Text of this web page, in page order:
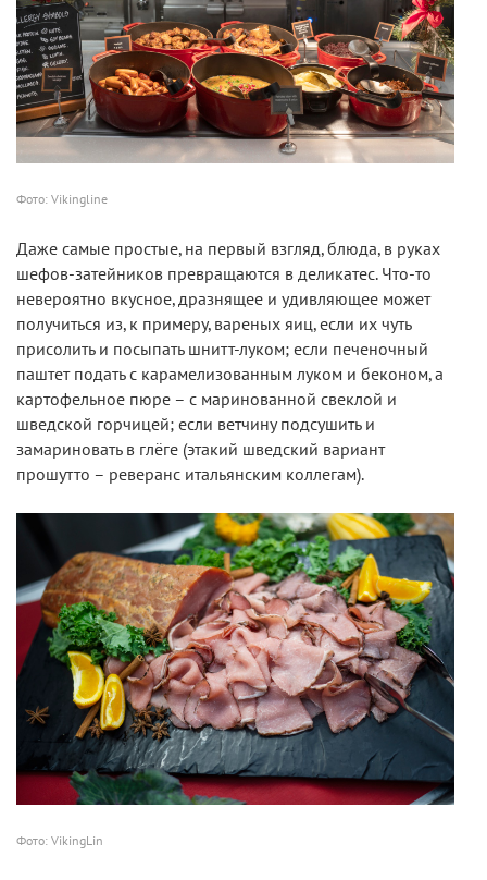
Фото: Vikingline
Даже самые простые, на первый взгляд, блюда, в руках
шефов-затейников превращаются в деликатес. Что-то
невероятно вкусное, дразнящее и удивляющее может
получиться из, к примеру, вареных яиц, если их чуть
присолить и посыпать шнитт-луком; если печеночный
паштет подать с карамелизованным луком и беконом, а
картофельное пюре – с маринованной свеклой и
шведской горчицей; если ветчину подсушить и
замариновать в глёге (этакий шведский вариант
прошутто – реверанс итальянским коллегам).
Фото: VikingLin